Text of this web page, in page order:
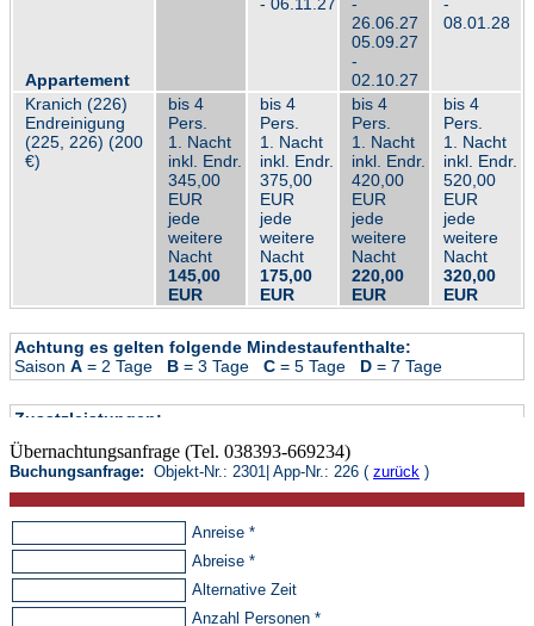
Übernachtungsanfrage (Tel. 038393-669234)